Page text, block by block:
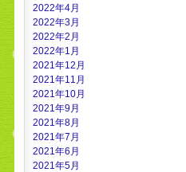
2022年4月
2022年3月
2022年2月
2022年1月
2021年12月
2021年11月
2021年10月
2021年9月
2021年8月
2021年7月
2021年6月
2021年5月